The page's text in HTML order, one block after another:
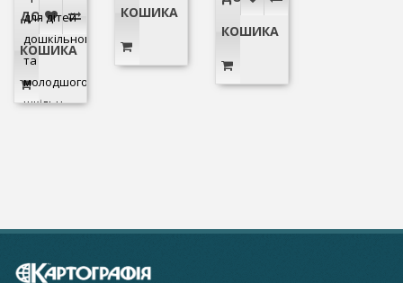
для дітей
дошкільного
та
молодшого
шкільн..
ДО
КОШИКА
КОШИКА
КОШИКА